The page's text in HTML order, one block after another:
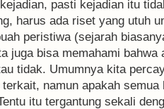
pasti kejadian itu
harus ada riset yang utuh
peristiwa (sejarah
juga bisa memahami bahwa
tidak. Umumnya kita
namun apakah
itu tergantung sekali